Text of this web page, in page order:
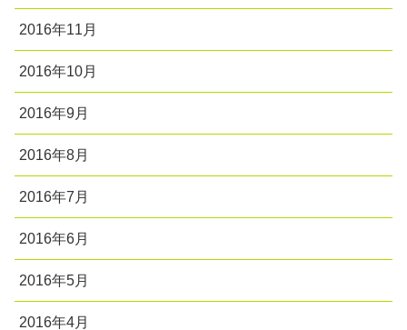
2016年11月
2016年10月
2016年9月
2016年8月
2016年7月
2016年6月
2016年5月
2016年4月